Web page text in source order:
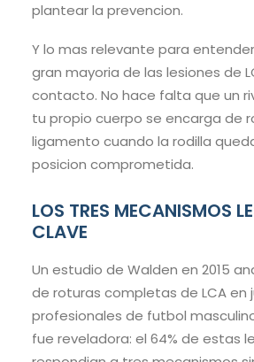
plantear la prevencion.
Y lo mas relevante para
gran mayoria de las lesiones de
contacto. No hace falta que un
tu propio cuerpo se encarga de
ligamento cuando la rodilla
posicion comprometida.
LOS TRES MECANISMOS
CLAVE
Un estudio de Walden en 2015
de roturas completas de LCA en
profesionales de futbol
fue reveladora: el 64% de estas